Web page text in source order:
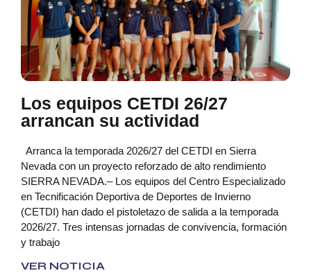
Los equipos CETDI 26/27
arrancan su actividad
Arranca la temporada 2026/27 del CETDI en Sierra
Nevada con un proyecto reforzado de alto rendimiento
SIERRA NEVADA.– Los equipos del Centro Especializado
en Tecnificación Deportiva de Deportes de Invierno
(CETDI) han dado el pistoletazo de salida a la temporada
2026/27. Tres intensas jornadas de convivencia, formación
y trabajo
VER NOTICIA